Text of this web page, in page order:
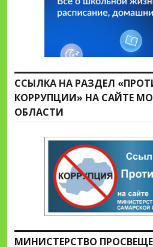
ССЫЛКА НА РАЗДЕЛ
КОРРУПЦИИ» НА САЙТЕ
ОБЛАСТИ
МИНИСТЕРСТВО